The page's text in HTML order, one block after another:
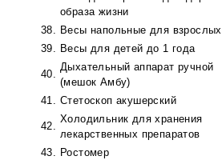
образа жизни
38. Весы напольные для взрослых
39. Весы для детей до 1 года
40.
Дыхательный аппарат ручной
(мешок Амбу)
41. Стетоскоп акушерский
42.
Холодильник для хранения
лекарственных препаратов
43. Ростомер